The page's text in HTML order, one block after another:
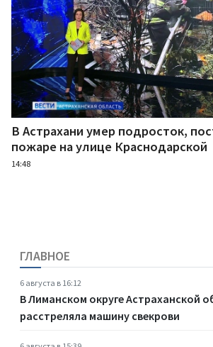
В Астрахани умер подросток,
пожаре на улице Краснодарской
14:48
ГЛАВНОЕ
6 августа в 16:12
В Лиманском округе Астраханской
расстреляла машину свекрови